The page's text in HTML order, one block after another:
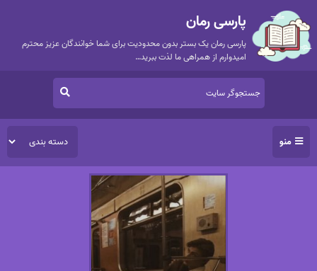
پارسی رمان
پارسی رمان یک بستر بدون محدودیت برای شما خوانندگان عزیز محترم
امیدوارم از همراهی ما لذت ببرید…
منو